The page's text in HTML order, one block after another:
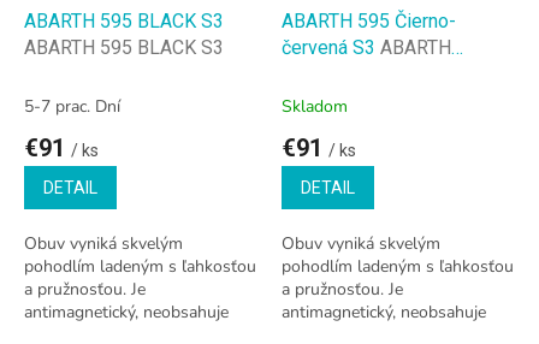
ABARTH 595 BLACK S3
ABARTH 595 BLACK S3
5-7 prac. Dní
€91 / ks
DETAIL
Obuv vyniká skvelým
pohodlím ladeným s ľahkosťou
a pružnosťou. Je
antimagnetický, neobsahuje
ABARTH 595 Čierno-
červená S3 ABARTH
tenisky 595 S3
Skladom
€91 / ks
DETAIL
Obuv vyniká skvelým
pohodlím ladeným s ľahkosťou
a pružnosťou. Je
antimagnetický, neobsahuje